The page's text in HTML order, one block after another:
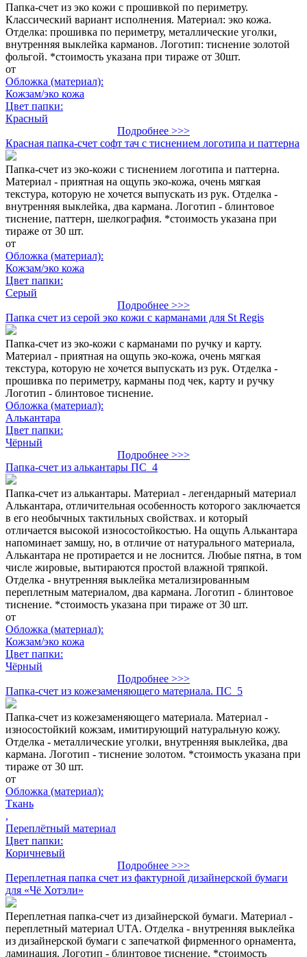
Папка-счет из эко кожи с прошивкой по периметру.
Классический вариант исполнения. Материал: эко кожа.
Отделка: прошивка по периметру, металлические уголки,
внутренняя выклейка карманов. Логотип: тиснение золотой
фольгой. *стоимость указана при тираже от 30шт.
от
Обложка (материал):
Кожзам/эко кожа
Цвет папки:
Красный
Подробнее >>>
Красная папка-счет софт тач с тиснением логотипа и паттерна
Папка-счет из эко-кожи с тиснением логотипа и паттерна.
Материал - приятная на ощупь эко-кожа, очень мягкая
текстура, которую не хочется выпускать из рук. Отделка -
внутренняя выклейка, два кармана. Логотип - блинтовое
тиснение, паттерн, шелкография. *стоимость указана при
тираже от 30 шт.
от
Обложка (материал):
Кожзам/эко кожа
Цвет папки:
Серый
Подробнее >>>
Папка счет из серой эко кожи с карманами для St Regis
Папка-счет из эко-кожи с карманами по ручку и карту.
Материал - приятная на ощупь эко-кожа, очень мягкая
текстура, которую не хочется выпускать из рук. Отделка -
прошивка по периметру, карманы под чек, карту и ручку
Логотип - блинтовое тиснение.
Обложка (материал):
Алькантара
Цвет папки:
Чёрный
Подробнее >>>
Папка-счет из алькантары ПС_4
Папка-счет из алькантары. Материал - легендарный материал
Алькантара, отличительная особенность которого заключается
в его необычных тактильных свойствах. и который
отличается высокой износостойкостью. На ощупь Алькантара
напоминает замшу, но, в отличие от натурального материала,
Алькантара не протирается и не лоснится. Любые пятна, в том
числе жировые, вытираются простой влажной тряпкой.
Отделка - внутренняя выклейка метализированным
переплетным материалом, два кармана. Логотип - блинтовое
тиснение. *стоимость указана при тираже от 30 шт.
от
Обложка (материал):
Кожзам/эко кожа
Цвет папки:
Чёрный
Подробнее >>>
Папка-счет из кожезаменяющего материала. ПС_5
Папка-счет из кожезаменяющего материала. Материал -
износостойкий кожзам, имитирующий натуральную кожу.
Отделка - металлические уголки, внутренняя выклейка, два
кармана. Логотип - тиснение золотом. *стоимость указана при
тираже от 30 шт.
от
Обложка (материал):
Ткань
,
Переплётный материал
Цвет папки:
Коричневый
Подробнее >>>
Переплетная папка счет из фактурной дизайнерской бумаги
для «Чё Хотэли»
Переплетная папка-счет из дизайнерской бумаги. Материал -
переплетный материал UTA. Отделка - внутренняя выклейка
из дизайнерской бумаги с запечаткой фирменного орнамента,
ламинация. Логотип - блинтовое тиснение. *стоимость